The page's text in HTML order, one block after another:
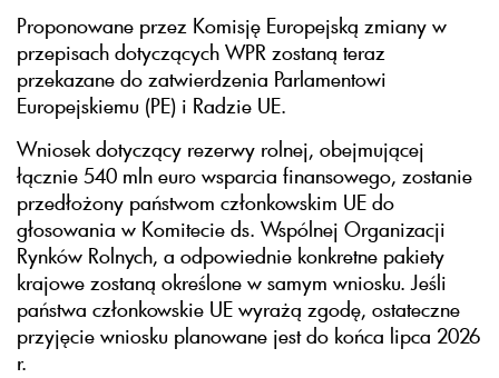
Proponowane przez Komisję Europejską zmiany w
przepisach dotyczących WPR zostaną teraz
przekazane do zatwierdzenia Parlamentowi
Europejskiemu (PE) i Radzie UE.
Wniosek dotyczący rezerwy rolnej, obejmującej
łącznie 540 mln euro wsparcia finansowego, zostanie
przedłożony państwom członkowskim UE do
głosowania w Komitecie ds. Wspólnej Organizacji
Rynków Rolnych, a odpowiednie konkretne pakiety
krajowe zostaną określone w samym wniosku. Jeśli
państwa członkowskie UE wyrażą zgodę, ostateczne
przyjęcie wniosku planowane jest do końca lipca 2026
r.